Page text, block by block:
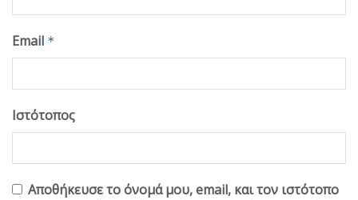
Email *
Ιστότοπος
Αποθήκευσε το όνομά μου, email, και τον ιστότοπο